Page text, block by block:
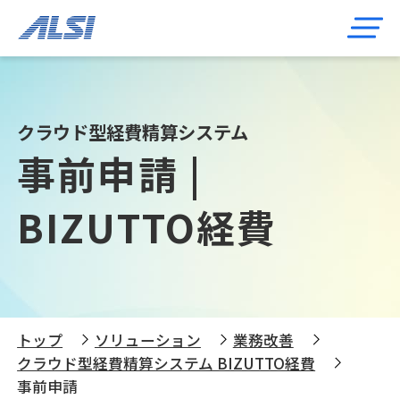
クラウド型経費精算システム
事前申請 |
BIZUTTO経費
トップ ソリューション
業務改善
クラウド型経費精算システム BIZUTTO経費
事前申請